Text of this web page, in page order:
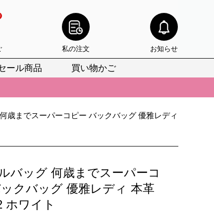
私の注文 お知らせ
ール商品 買い物かご
ただけます。
。
見逃しなく。
だけます。
見逃しなく。
歳までスーパーコピー バックバッグ 優雅レディ
バッグ 何歳までスーパーコ
クバッグ 優雅レディ 本革
ホワイト